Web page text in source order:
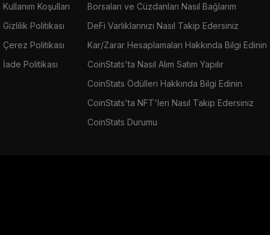
Kullanım Koşulları
Gizlilik Politikası
Çerez Politikası
İade Politikası
Borsaları ve Cüzdanları Nasıl Bağlarım
DeFi Varlıklarınızı Nasıl Takip Edersiniz
Kar/Zarar Hesaplamaları Hakkında Bilgi Edinin
CoinStats'ta Nasıl Alım Satım Yapılır
CoinStats Ödülleri Hakkında Bilgi Edinin
CoinStats'ta NFT'leri Nasıl Takip Edersiniz
CoinStats Durumu